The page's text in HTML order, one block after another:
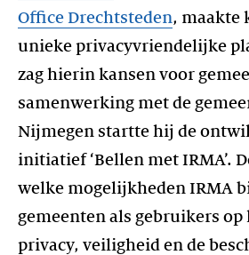
Office Drechtsteden, maakte
unieke privacyvriendelijke
zag hierin kansen voor
samenwerking met de
Nijmegen startte hij de
initiatief ‘Bellen met IRMA’.
welke mogelijkheden IRMA
gemeenten als gebruikers op
privacy, veiligheid en de